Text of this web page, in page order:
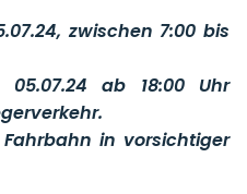
zwischen 7:00 bis
ab 18:00 Uhr
in vorsichtiger